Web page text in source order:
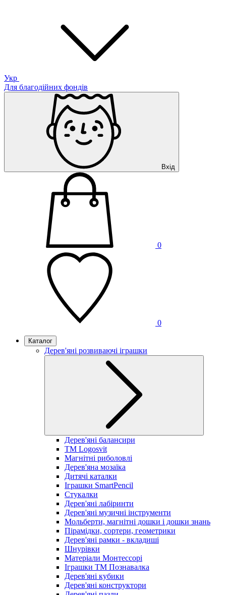
Укр
Для благодійних фондів
Вхід
0
0
Каталог
Дерев'яні розвиваючі іграшки
Дерев'яні балансири
TM Logosvit
Магнітні риболовлі
Дерев'яна мозаїка
Дитячі каталки
Іграшки SmartPencil
Стукалки
Дерев'яні лабіринти
Дерев'яні музичні інструменти
Мольберти, магнітні дошки і дошки знань
Пірамідки, сортери, геометрики
Дерев'яні рамки - вкладиші
Шнурівки
Матеріали Монтессорі
Іграшки ТМ Познавалка
Дерев'яні кубики
Дерев'яні конструктори